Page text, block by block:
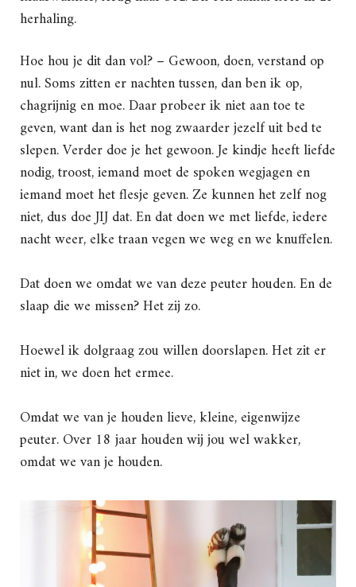
herhaling.
Hoe hou je dit dan vol? – Gewoon, doen, verstand op
nul. Soms zitten er nachten tussen, dan ben ik op,
chagrijnig en moe. Daar probeer ik niet aan toe te
geven, want dan is het nog zwaarder jezelf uit bed te
slepen. Verder doe je het gewoon. Je kindje heeft liefde
nodig, troost, iemand moet de spoken wegjagen en
iemand moet het flesje geven. Ze kunnen het zelf nog
niet, dus doe JIJ dat. En dat doen we met liefde, iedere
nacht weer, elke traan vegen we weg en we knuffelen.
Dat doen we omdat we van deze peuter houden. En de
slaap die we missen? Het zij zo.
Hoewel ik dolgraag zou willen doorslapen. Het zit er
niet in, we doen het ermee.
Omdat we van je houden lieve, kleine, eigenwijze
peuter. Over 18 jaar houden wij jou wel wakker,
omdat we van je houden.